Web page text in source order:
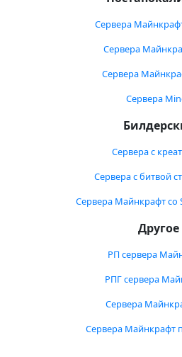
Сервера
Сервера
Сервера
Сервера
Сервера с
Сервера с битвой
Сервера Майнкрафт со
Другое
РП сервера
РПГ сервера
Сервера
Сервера Майнкрафт